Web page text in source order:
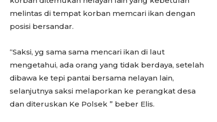
melintas di tempat korban memcari ikan dengan
posisi bersandar.
“Saksi, yg sama sama mencari ikan di laut
mengetahui, ada orang yang tidak berdaya, setelah
dibawa ke tepi pantai bersama nelayan lain,
selanjutnya saksi melaporkan ke perangkat desa
dan diteruskan Ke Polsek ” beber Elis.